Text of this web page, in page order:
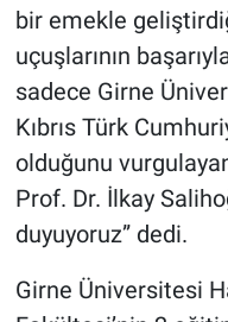
bir emekle
uçuşlarının
sadece Girne
Kıbrıs Türk
olduğunu
Prof. Dr. İlkay
duyuyoruz” dedi.
Girne Üniversitesi